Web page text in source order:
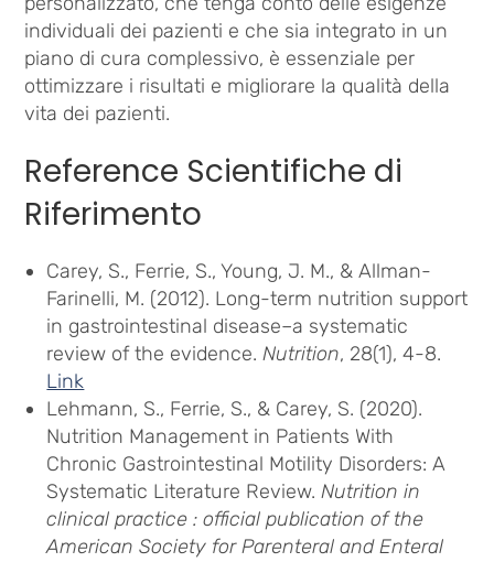
individuali dei pazienti e che sia integrato in un
piano di cura complessivo, è essenziale per
ottimizzare i risultati e migliorare la qualità della
vita dei pazienti.
Reference Scientifiche di
Riferimento
Carey, S., Ferrie, S., Young, J. M., & Allman-
Farinelli, M. (2012). Long-term nutrition support
in gastrointestinal disease–a systematic
review of the evidence.Nutrition, 28(1), 4-8.
Link
Lehmann, S., Ferrie, S., & Carey, S. (2020).
Nutrition Management in Patients With
Chronic Gastrointestinal Motility Disorders: A
Systematic Literature Review.Nutrition in
clinical practice : official publication of the
American Society for Parenteral and Enteral